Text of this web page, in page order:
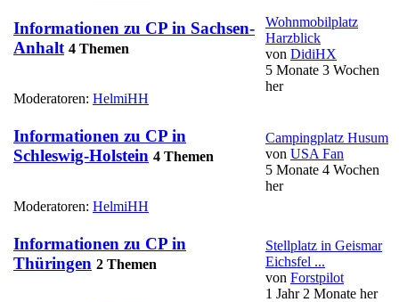
Informationen zu CP in Sachsen-
Anhalt 4 Themen
Moderatoren: HelmiHH
Wohnmobilplatz
Harzblick
von DidiHX
5 Monate 3 Wochen
her
Informationen zu CP in
Schleswig-Holstein 4 Themen
Moderatoren: HelmiHH
Campingplatz Husum
von USA Fan
5 Monate 4 Wochen
her
Informationen zu CP in
Thüringen 2 Themen
Stellplatz in Geismar
Eichsfel ...
von Forstpilot
1 Jahr 2 Monate her